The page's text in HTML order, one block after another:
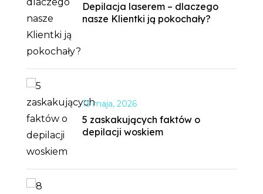
Depilacja laserem – dlaczego
nasze Klientki ją pokochały?
13 maja, 2026
5 zaskakujących faktów o
depilacji woskiem